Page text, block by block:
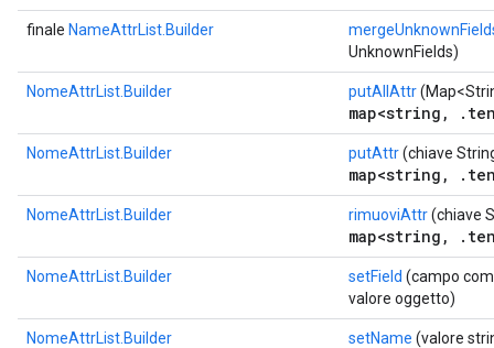
finale NameAttrList.Builder
UnknownFields)
NomeAttrList.Builder putAllAttr
map<string,
NomeAttrList.Builder putAttr(chiave
map<string,
NomeAttrList.Builder rimuoviAttr(chiave
map<string,
NomeAttrList.Builder setField (campo
valore oggetto)
NomeAttrList.Builder setName (valore